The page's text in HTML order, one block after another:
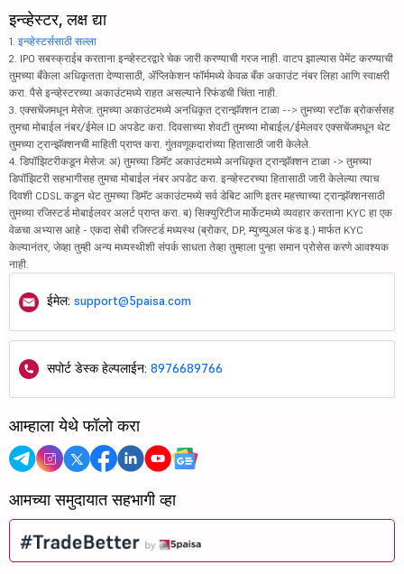
इन्व्हेस्टर, लक्ष द्या
1. इन्व्हेस्टर्ससाठी सल्ला
2. IPO सबस्क्राईब करताना इन्व्हेस्टरद्वारे चेक जारी करण्याची गरज नाही. वाटप झाल्यास पेमेंट करण्याची
तुमच्या बँकेला अधिकृतता देण्यासाठी, ॲप्लिकेशन फॉर्ममध्ये केवळ बँक अकाउंट नंबर लिहा आणि स्वाक्षरी
करा. पैसे इन्व्हेस्टरच्या अकाउंटमध्ये राहत असल्याने रिफंडची चिंता नाही.
3. एक्सचेंजमधून मेसेज: तुमच्या अकाउंटमध्ये अनधिकृत ट्रान्झॅक्शन टाळा --> तुमच्या स्टॉक ब्रोकर्ससह
तुमचा मोबाईल नंबर/ईमेल ID अपडेट करा. दिवसाच्या शेवटी तुमच्या मोबाईल/ईमेलवर एक्सचेंजमधून थेट
तुमच्या ट्रान्झॅक्शनची माहिती प्राप्त करा. गुंतवणूकदारांच्या हितासाठी जारी केलेले.
4. डिपॉझिटरीकडून मेसेज: अ) तुमच्या डिमॅट अकाउंटमध्ये अनधिकृत ट्रान्झॅक्शन टाळा -> तुमच्या
डिपॉझिटरी सहभागीसह तुमचा मोबाईल नंबर अपडेट करा. इन्व्हेस्टरच्या हितासाठी जारी केलेल्या त्याच
दिवशी CDSL कडून थेट तुमच्या डिमॅट अकाउंटमध्ये सर्व डेबिट आणि इतर महत्त्वाच्या ट्रान्झॅक्शनसाठी
तुमच्या रजिस्टर्ड मोबाईलवर अलर्ट प्राप्त करा. ब) सिक्युरिटीज मार्केटमध्ये व्यवहार करताना KYC हा एक
वेळचा अभ्यास आहे - एकदा सेबी रजिस्टर्ड मध्यस्थ (ब्रोकर, DP, म्युच्युअल फंड इ.) मार्फत KYC
केल्यानंतर, जेव्हा तुम्ही अन्य मध्यस्थीशी संपर्क साधता तेव्हा तुम्हाला पुन्हा समान प्रोसेस करणे आवश्यक
नाही.
ईमेल: support@5paisa.com
सपोर्ट डेस्क हेल्पलाईन: 8976689766
आम्हाला येथे फॉलो करा
आमच्या समुदायात सहभागी व्हा